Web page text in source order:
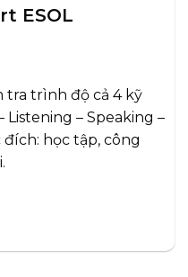
ESOL
tra trình độ cả 4 kỹ
– Speaking –
học tập, công